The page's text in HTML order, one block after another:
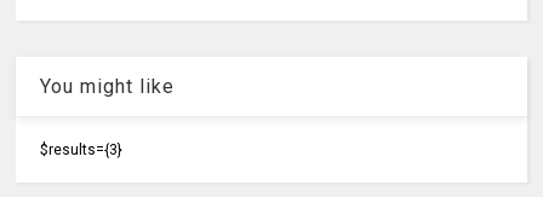
You might like
$results={3}